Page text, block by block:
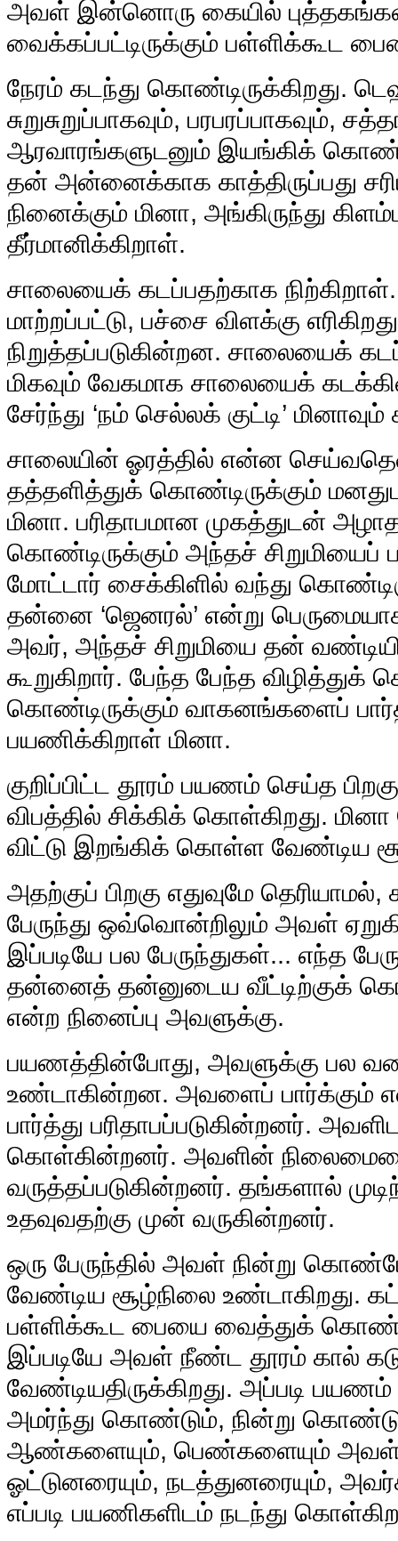
அவள் இன்னொரு கையில்
வைக்கப்பட்டிருக்கும் பள்ளிக்கூட
நேரம் கடந்து கொண்டிருக்கிறது.
சுறுசுறுப்பாகவும், பரபரப்பாகவும்,
ஆரவாரங்களுடனும் இயங்கிக்
தன் அன்னைக்காக காத்திருப்பது
நினைக்கும் மினா, அங்கிருந்து
தீர்மானிக்கிறாள்.
சாலையைக் கடப்பதற்காக நிற்கிறாள்.
மாற்றப்பட்டு, பச்சை விளக்கு
நிறுத்தப்படுகின்றன. சாலையைக்
மிகவும் வேகமாக சாலையைக்
சேர்ந்து ‘நம் செல்லக் குட்டி’
சாலையின் ஓரத்தில் என்ன
தத்தளித்துக் கொண்டிருக்கும்
மினா. பரிதாபமான முகத்துடன்
கொண்டிருக்கும் அந்தச் சிறுமியைப்
மோட்டார் சைக்கிளில் வந்து
தன்னை ‘ஜெனரல்’ என்று
அவர், அந்தச் சிறுமியை தன்
கூறுகிறார். பேந்த பேந்த
கொண்டிருக்கும் வாகனங்களைப்
பயணிக்கிறாள் மினா.
குறிப்பிட்ட தூரம் பயணம் செய்த
விபத்தில் சிக்கிக் கொள்கிறது.
விட்டு இறங்கிக் கொள்ள வேண்டிய
அதற்குப் பிறகு எதுவுமே
பேருந்து ஒவ்வொன்றிலும் அவள்
இப்படியே பல பேருந்துகள்... எந்த
தன்னைத் தன்னுடைய வீட்டிற்குக்
என்ற நினைப்பு அவளுக்கு.
பயணத்தின்போது, அவளுக்கு பல
உண்டாகின்றன. அவளைப் பார்க்கும்
பார்த்து பரிதாபப்படுகின்றனர்.
கொள்கின்றனர். அவளின்
வருத்தப்படுகின்றனர். தங்களால்
உதவுவதற்கு முன் வருகின்றனர்.
ஒரு பேருந்தில் அவள் நின்று
வேண்டிய சூழ்நிலை உண்டாகிறது.
பள்ளிக்கூட பையை வைத்துக்
இப்படியே அவள் நீண்ட தூரம் கால்
வேண்டியதிருக்கிறது. அப்படி பயணம்
அமர்ந்து கொண்டும், நின்று
ஆண்களையும், பெண்களையும் அவள்
ஓட்டுனரையும், நடத்துனரையும்,
எப்படி பயணிகளிடம் நடந்து